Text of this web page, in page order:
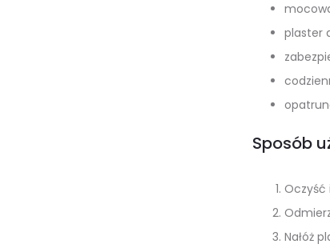
plaster
Sposób
Oczyść
Nałóż